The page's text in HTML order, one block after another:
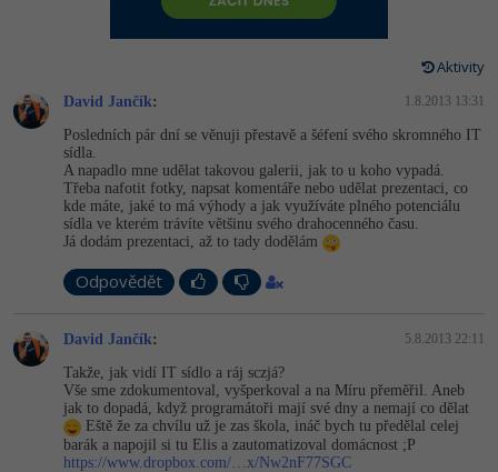
HTML5, CSS3, Bootstrap, SEO
SQL a databáze
Testování a verzování
UML a návrhové vzory
React
Spring
Django
Best practices
PHP
JavaScript
Python
HTML / CSS
UML a návrhové vzory
SQLite
Vývojář mobilních aplikací
Webdesigner
Tester
Systémový administrátor
Grafik / UX/UI návrhář
3D grafik
Projektový manažer
-80%
PHP
C++ -80%
Swift -80%
Kotlin -80%
C
VB.NET
SQL
Digitální gramotnost
WordPress
SEO -30%
UX
Business
Kryptoměny
Copywriting -30%
MS Office -80%
-80%
Adobe Lightroom -30%
Adobe XD -15%
Adobe InDesign -25%
Adobe After Effects
Blender
Inkscape
Fotografování -80%
Aktivity
David Jančík: 1.8.2013 13:31
Posledních pár dní se věnuji přestavě a šéfení svého skromného IT
sídla.
A napadlo mne udělat takovou galerii, jak to u koho vypadá.
Třeba nafotit fotky, napsat komentáře nebo udělat prezentaci, co
kde máte, jaké to má výhody a jak využíváte plného potenciálu
sídla ve kterém trávíte většinu svého drahocenného času.
Já dodám prezentaci, až to tady dodělám
Odpovědět
David Jančík: 5.8.2013 22:11
Takže, jak vidí IT sídlo a ráj sczjá?
Vše sme zdokumentoval, vyšperkoval a na Míru přeměřil. Aneb
jak to dopadá, když programátoři mají své dny a nemají co dělat
Eště že za chvílu už je zas škola, ináč bych tu předělal celej
barák a napojil si tu Elis a zautomatizoval domácnost ;P
https://www.dropbox.com/…x/Nw2nF77SGC